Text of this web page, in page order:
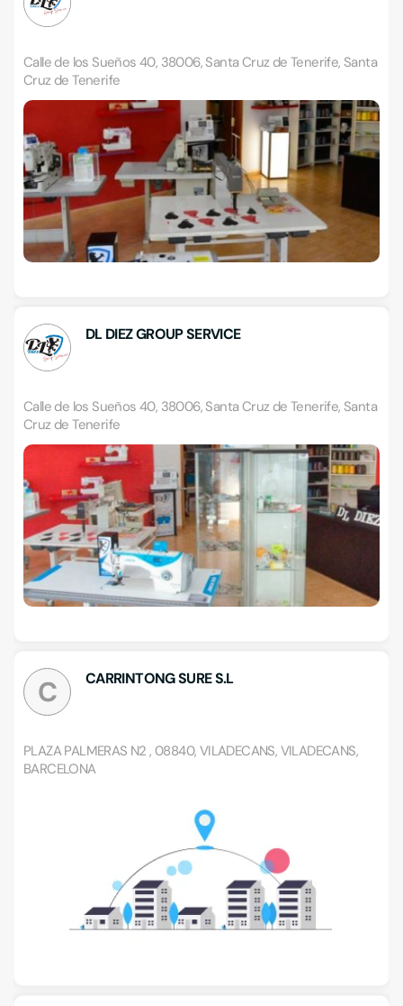
Calle de los Sueños 40, 38006, Santa Cruz de Tenerife, Santa
Cruz de Tenerife
DL DIEZ GROUP SERVICE
Calle de los Sueños 40, 38006, Santa Cruz de Tenerife, Santa
Cruz de Tenerife
C CARRINTONG SURE S.L
PLAZA PALMERAS N2 , 08840, VILADECANS, VILADECANS,
BARCELONA